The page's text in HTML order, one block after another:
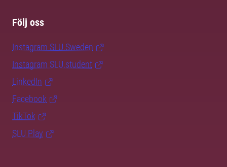
Följ oss
Instagram SLU.Sweden
Instagram SLU.student
LinkedIn
Facebook
TikTok
SLU Play